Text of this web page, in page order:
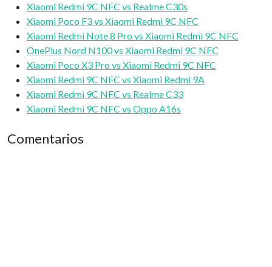
Xiaomi Redmi 9C NFC vs Realme C30s
Xiaomi Poco F3 vs Xiaomi Redmi 9C NFC
Xiaomi Redmi Note 8 Pro vs Xiaomi Redmi 9C NFC
OnePlus Nord N100 vs Xiaomi Redmi 9C NFC
Xiaomi Poco X3 Pro vs Xiaomi Redmi 9C NFC
Xiaomi Redmi 9C NFC vs Xiaomi Redmi 9A
Xiaomi Redmi 9C NFC vs Realme C33
Xiaomi Redmi 9C NFC vs Oppo A16s
Comentarios